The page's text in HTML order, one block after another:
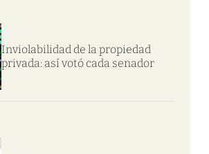
Inviolabilidad de la propiedad
privada: así votó cada senador